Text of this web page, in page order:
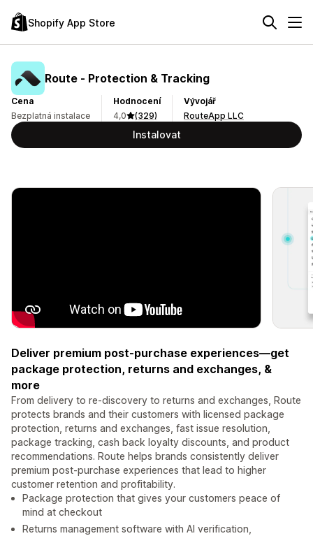
Shopify App Store
Route ‑ Protection & Tracking
Cena
Bezplatná instalace
Hodnocení
4,0
(329)
Vývojář
RouteApp LLC
Instalovat
Deliver premium post-purchase experiences—get
package protection, returns and exchanges, &
more
From delivery to re-discovery to returns and exchanges, Route
protects brands and their customers with licensed package
protection, returns and exchanges, fast issue resolution,
package tracking, cash back loyalty discounts, and product
recommendations. Route helps brands consistently deliver
premium post-purchase experiences that lead to higher
customer retention and profitability.
Package protection that gives your customers peace of
mind at checkout
Returns management software with AI verification,